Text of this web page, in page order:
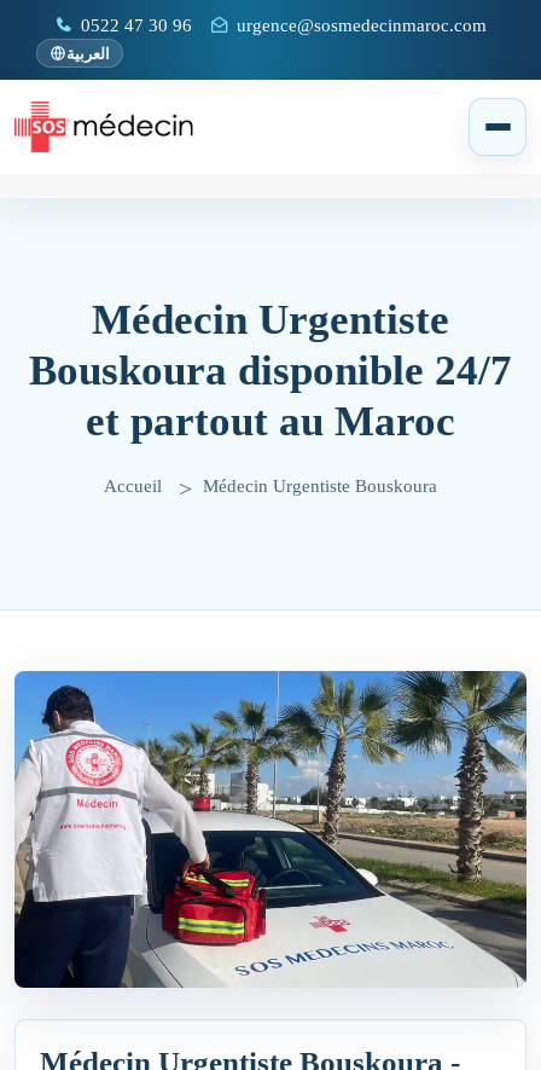
0522 47 30 96 urgence@sosmedecinmaroc.com
العربية
Médecin Urgentiste
Bouskoura disponible 24/7
et partout au Maroc
Accueil Médecin Urgentiste Bouskoura
Médecin Urgentiste Bouskoura -